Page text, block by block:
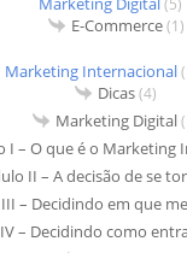
(5)
E-Commerce(1)
Marketing Internacional
Dicas(4)
Marketing Digital
I – O que é o Marketing
II – A decisão de se
– Decidindo em que
– Decidindo como